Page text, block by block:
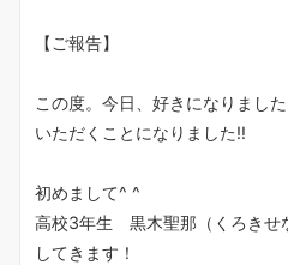
【ご報告】
この度。今日、好きになりまし
いただくことになりました‼️
初めまして^ ^
高校3年生 黒木聖那（くろきせ
してきます！